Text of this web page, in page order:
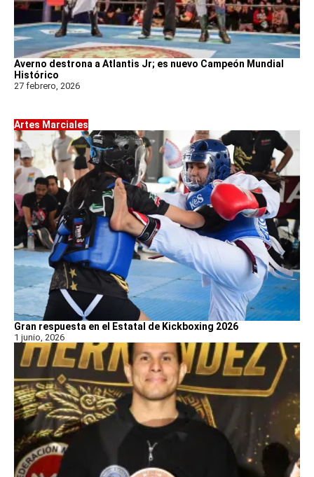
Averno destrona a Atlantis Jr; es nuevo Campeón Mundial
Histórico
27 febrero, 2026
Artes Marciales
Gran respuesta en el Estatal de Kickboxing 2026
1 junio, 2026